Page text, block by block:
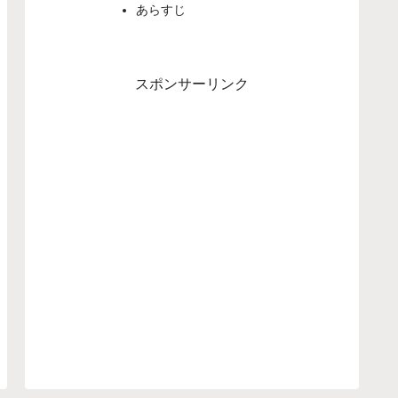
あらすじ
スポンサーリンク